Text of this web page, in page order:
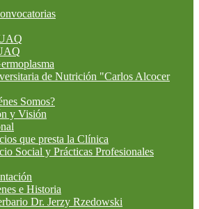
de Nutrición "Carlos Alcocer
Somos?
y Visión
que presta la Clínica
Social y Prácticas Profesionales
e Historia
Dr. Jerzy Rzedowski